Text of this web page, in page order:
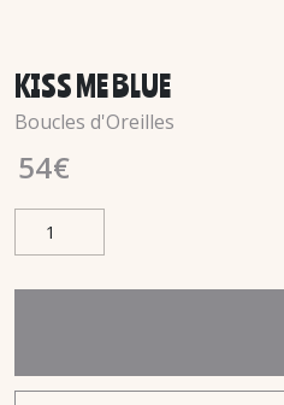
KISS ME BLUE
Boucles d'Oreilles
54€